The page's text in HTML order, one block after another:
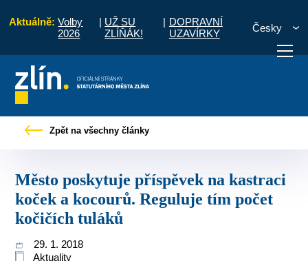
Aktuálně: Volby
2026
| UŽ SU
ZLÍŇÁK!
| DOPRAVNÍ
UZAVÍRKY
Česky
vyřídit Potřebuji zaplatit
Zpět na všechny články
Město poskytuje příspěvek na kastraci
koček a kocourů. Reguluje tím počet
kočičích tuláků
29. 1. 2018
Aktuality